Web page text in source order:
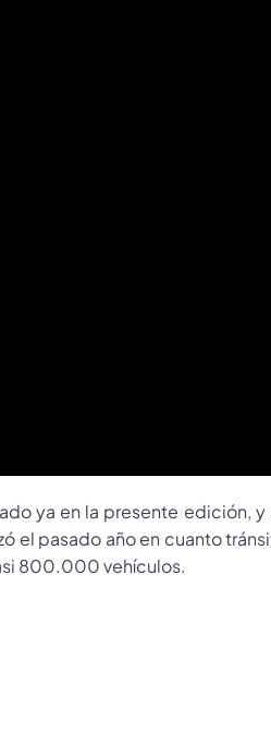
ya en la presente edición,
el pasado año en cuanto
800.000 vehículos.